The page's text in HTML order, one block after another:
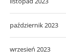
październik 2023
wrzesień 2023